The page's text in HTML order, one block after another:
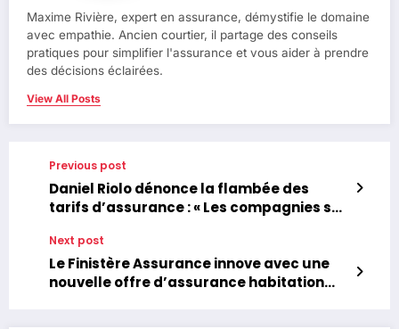
Maxime Rivière, expert en assurance, démystifie le domaine
avec empathie. Ancien courtier, il partage des conseils
pratiques pour simplifier l'assurance et vous aider à prendre
des décisions éclairées.
View All Posts
Previous post
Daniel Riolo dénonce la flambée des
tarifs d’assurance : « Les compagnies se
Next post
Le Finistère Assurance innove avec une
nouvelle offre d’assurance habitation